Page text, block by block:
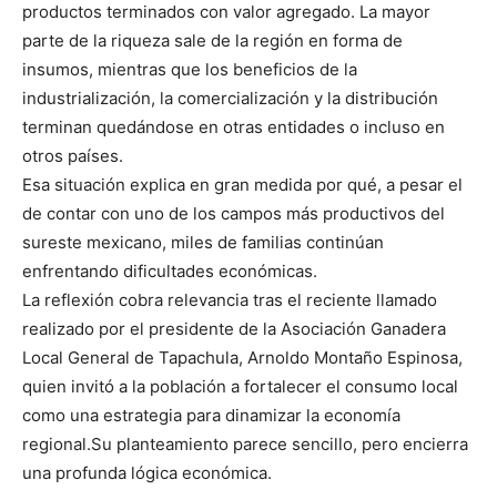
productos terminados con valor agregado. La mayor
parte de la riqueza sale de la región en forma de
insumos, mientras que los beneficios de la
industrialización, la comercialización y la distribución
terminan quedándose en otras entidades o incluso en
otros países.
Esa situación explica en gran medida por qué, a pesar el
de contar con uno de los campos más productivos del
sureste mexicano, miles de familias continúan
enfrentando dificultades económicas.
La reflexión cobra relevancia tras el reciente llamado
realizado por el presidente de la Asociación Ganadera
Local General de Tapachula, Arnoldo Montaño Espinosa,
quien invitó a la población a fortalecer el consumo local
como una estrategia para dinamizar la economía
regional.Su planteamiento parece sencillo, pero encierra
una profunda lógica económica.